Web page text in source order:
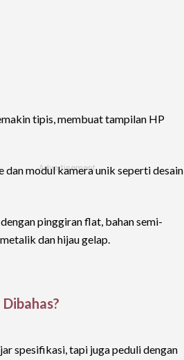
tipis, membuat tampilan HP
modul kamera unik seperti desain
pinggiran flat, bahan semi-
dan hijau gelap.
spesifikasi, tapi juga peduli dengan